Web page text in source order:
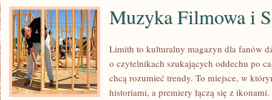
Muzyka Filmowa i
Limith to kulturalny magazyn dla fanów
o czytelnikach szukających oddechu po
chcą rozumieć trendy. To miejsce, w
historiami, a premiery łączą się z ikonami.